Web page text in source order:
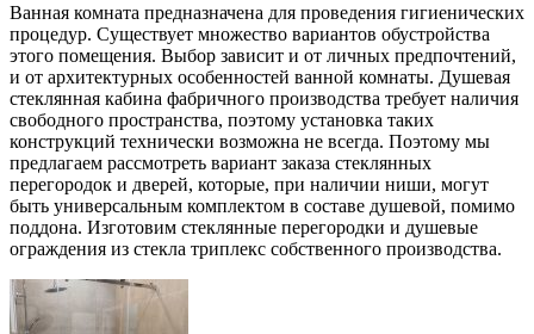
Ванная комната предназначена для проведения гигиенических
процедур. Существует множество вариантов обустройства
этого помещения. Выбор зависит и от личных предпочтений,
и от архитектурных особенностей ванной комнаты. Душевая
стеклянная кабина фабричного производства требует наличия
свободного пространства, поэтому установка таких
конструкций технически возможна не всегда. Поэтому мы
предлагаем рассмотреть вариант заказа стеклянных
перегородок и дверей, которые, при наличии ниши, могут
быть универсальным комплектом в составе душевой, помимо
поддона. Изготовим стеклянные перегородки и душевые
ограждения из стекла триплекс собственного производства.